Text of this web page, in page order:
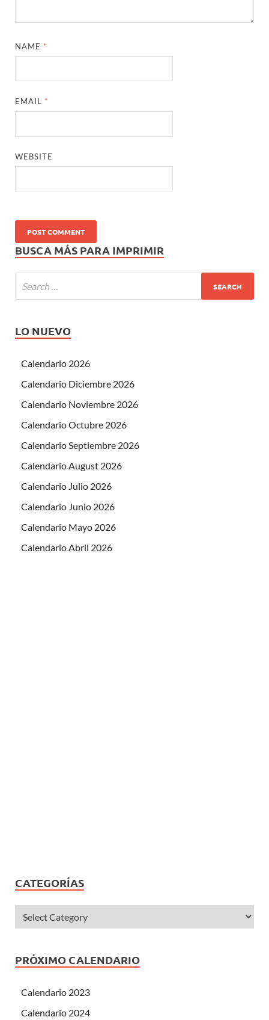
NAME *
EMAIL *
WEBSITE
BUSCA MÁS PARA IMPRIMIR
LO NUEVO
Calendario 2026
Calendario Diciembre 2026
Calendario Noviembre 2026
Calendario Octubre 2026
Calendario Septiembre 2026
Calendario August 2026
Calendario Julio 2026
Calendario Junio 2026
Calendario Mayo 2026
Calendario Abril 2026
CATEGORÍAS
PRÓXIMO CALENDARIO
Calendario 2023
Calendario 2024